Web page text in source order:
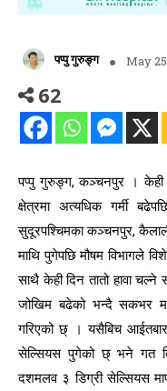
पप्पु गुरुङ्ग May
62
पप्पु गुरुङ्ग, कञ्चनपुर । केही
क्षेत्रमा अत्यधिक गर्मी
सुदूरपश्चिमका कञ्चनपुर,
माथि पुगेपछि मौषम विभागले
साथै केही दिन तातो हावा
जोखिम बढेको भन्दै सकभर
गरिएको छ् । यसैबिच
सेल्सियस पुगेको छ् भने गत
दशमलव ३ डिग्री सेल्सियस